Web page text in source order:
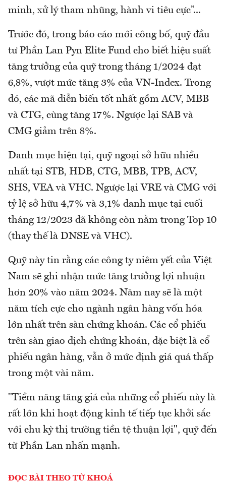
minh, xử lý tham nhũng, hành vi tiêu cực”...
Trước đó, trong báo cáo mới công bố, quỹ đầu
tư Phần Lan Pyn Elite Fund cho biết hiệu suất
tăng trưởng của quỹ trong tháng 1/2024 đạt
6,8%, vượt mức tăng 3% của VN-Index. Trong
đó, các mã diễn biến tốt nhất gồm ACV, MBB
và CTG, cùng tăng 17%. Ngược lại SAB và
CMG giảm trên 8%.
Danh mục hiện tại, quỹ ngoại sở hữu nhiều
nhất tại STB, HDB, CTG, MBB, TPB, ACV,
SHS, VEA và VHC. Ngược lại VRE và CMG với
tỷ lệ sở hữu 4,7% và 3,1% danh mục tại cuối
tháng 12/2023 đã không còn nằm trong Top 10
(thay thế là DNSE và VHC).
Quỹ này tin rằng các công ty niêm yết của Việt
Nam sẽ ghi nhận mức tăng trưởng lợi nhuận
hơn 20% vào năm 2024. Năm nay sẽ là một
năm tích cực cho ngành ngân hàng vốn hóa
lớn nhất trên sàn chứng khoán. Các cổ phiếu
trên sàn giao dịch chứng khoán, đặc biệt là cổ
phiếu ngân hàng, vẫn ở mức định giá quá thấp
trong một vài năm.
"Tiềm năng tăng giá của những cổ phiếu này là
rất lớn khi hoạt động kinh tế tiếp tục khởi sắc
với chu kỳ thị trường tiền tệ thuận lợi", quỹ đến
từ Phần Lan nhấn mạnh.
ĐỌC BÀI THEO TỪ KHOÁ